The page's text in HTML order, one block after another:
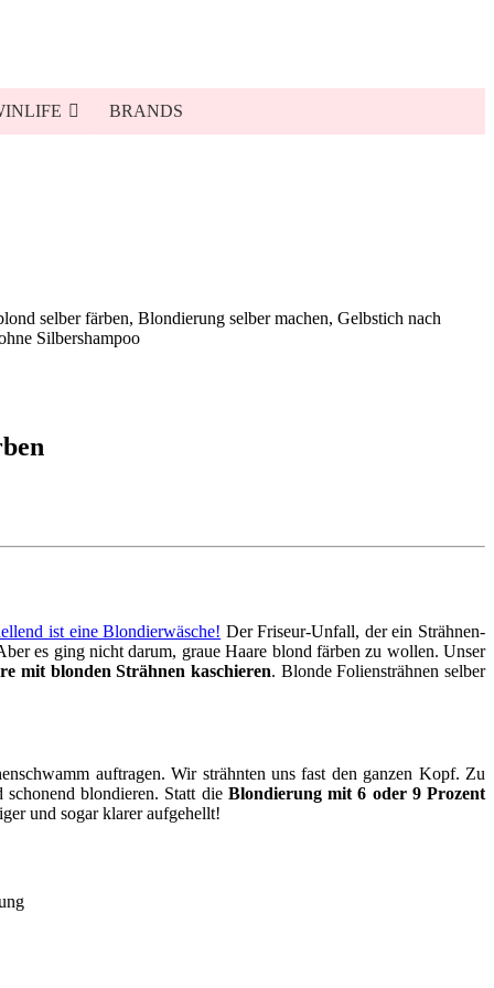
BRANDS
ist eine Blondierwäsche! Der Friseur-Unfall, der ein Strähnen-
es ging nicht darum, graue Haare blond färben zu wollen. Unser
mit blonden Strähnen kaschieren. Blonde Foliensträhnen selber
auftragen. Wir strähnten uns fast den ganzen Kopf. Zu
blondieren. Statt die Blondierung mit 6 oder 9 Prozent
und sogar klarer aufgehellt!